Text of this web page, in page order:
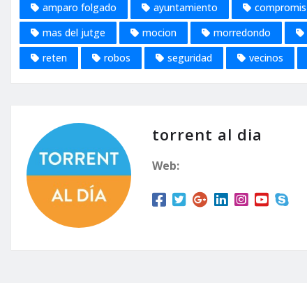
amparo folgado ayuntamiento compromis
mas del jutge
mocion morredondo
reten
robos seguridad vecinos
torrent al dia
Web: